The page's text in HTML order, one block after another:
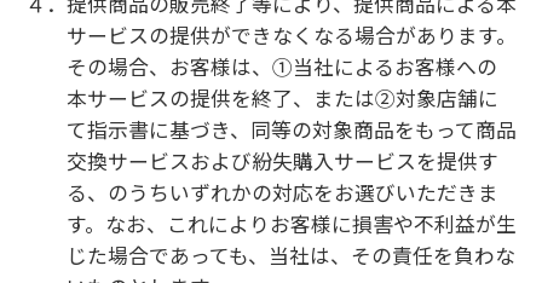
２．２回目以降のお支払い方法は、ご入会日から起
算して１か月ごとに入会時にご登録いただいた
ご本人名義のクレジットカードで月額料金をご
請求いたします。ただし、月末３日間にご入会さ
れた場合、２回目の請求が翌々月の１日から３
日までのいずれかになる場合があり、その後、
毎月同日の請求になります。なお、中途解約や解
除等により入会契約が終了した場合、月額料金
の日割計算、返金は行いません。
３．万一、ご本人名義以外のクレジットカードにて
月額料金のお支払いを希望される場合は、その